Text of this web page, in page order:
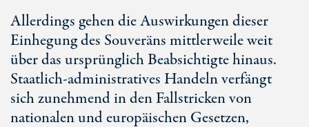
Allerdings gehen die Auswirkungen dieser
Einhegung des Souveräns mittlerweile weit
über das ursprünglich Beabsichtigte hinaus.
Staatlich-administratives Handeln verfängt
sich zunehmend in den Fallstricken von
nationalen und europäischen Gesetzen,